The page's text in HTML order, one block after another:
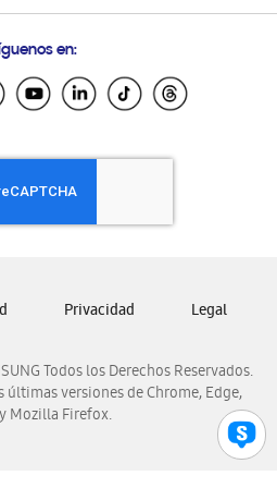
Ecuador
El Salvador
Honduras
Nicaragua
Panamá
Venezuela
en:
Todos los Derechos Reservados.
últimas versiones de Chrome, Edge,
Mozilla Firefox.
Privacidad Legal